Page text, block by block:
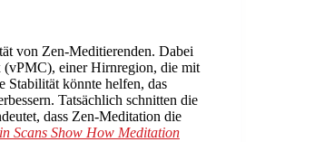
von Zen-Meditierenden. Dabei
(vPMC), einer Hirnregion, die mit
Stabilität könnte helfen, das
Tatsächlich schnitten die
dass Zen-Meditation die
Scans Show How Meditation